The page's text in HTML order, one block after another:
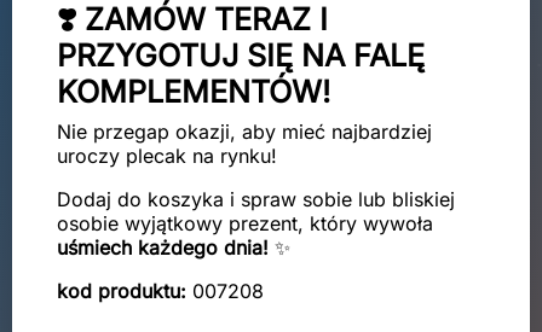
❣️ ZAMÓW TERAZ I
PRZYGOTUJ SIĘ NA FALĘ
KOMPLEMENTÓW!
Nie przegap okazji, aby mieć najbardziej
uroczy plecak na rynku!
Dodaj do koszyka i spraw sobie lub bliskiej
osobie wyjątkowy prezent, który wywoła
uśmiech każdego dnia! ✨
kod produktu: 007208